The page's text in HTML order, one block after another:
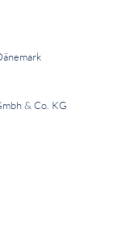
& Co. KG